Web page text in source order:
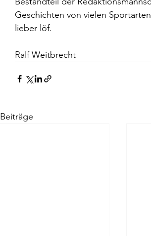
Geschichten von vielen
lieber löf.
Ralf Weitbrecht